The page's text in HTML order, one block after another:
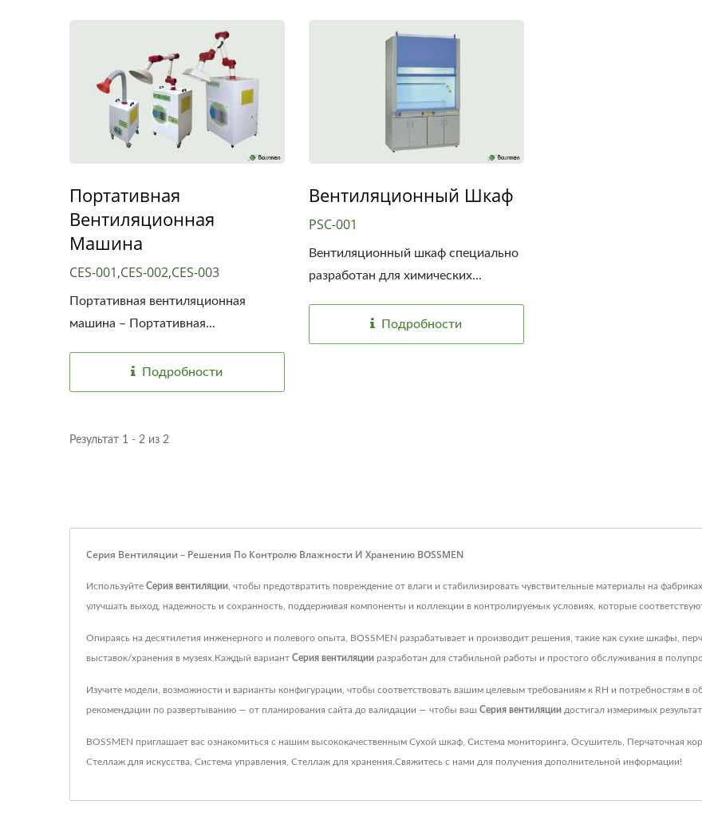
Портативная
Вентиляционная
Машина
CES-001,CES-002,CES-003
Портативная вентиляционная
машина – Портативная...
Подробности
Вентиляционный Шкаф
PSC-001
Вентиляционный шкаф специально
разработан для химических...
Подробности
Результат 1 - 2 из 2
Серия Вентиляции – Решения По Контролю Влажности И Хранению BOSSMEN
Используйте Серия вентиляции , чтобы предотвратить повреждение от влаги и стабилизировать чувствительные материалы на
улучшать выход, надежность и сохранность, поддерживая компоненты и коллекции в контролируемых условиях, которые
Опираясь на десятилетия инженерного и полевого опыта, BOSSMEN разрабатывает и производит решения, такие как сухие шкафы,
выставок/хранения в музеях.Каждый вариант Серия вентиляции разработан для стабильной работы и простого обслуживания в
Изучите модели, возможности и варианты конфигурации, чтобы соответствовать вашим целевым требованиям к RH и потребностям в
рекомендации по развертыванию — от планирования сайта до валидации — чтобы ваш Серия вентиляции достигал измеримых
BOSSMEN приглашает вас ознакомиться с нашим высококачественным Сухой шкаф Система мониторинга Осушитель Перчаточная
Стеллаж для искусства Система управления Стеллаж для хранения Свяжитесь с нами для получения дополнительной информации!